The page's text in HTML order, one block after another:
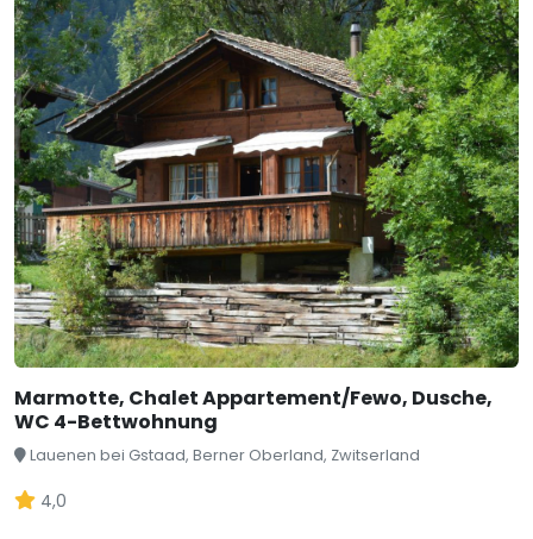
Marmotte, Chalet Appartement/Fewo, Dusche,
WC 4-Bettwohnung
Lauenen bei Gstaad, Berner Oberland, Zwitserland
4,0